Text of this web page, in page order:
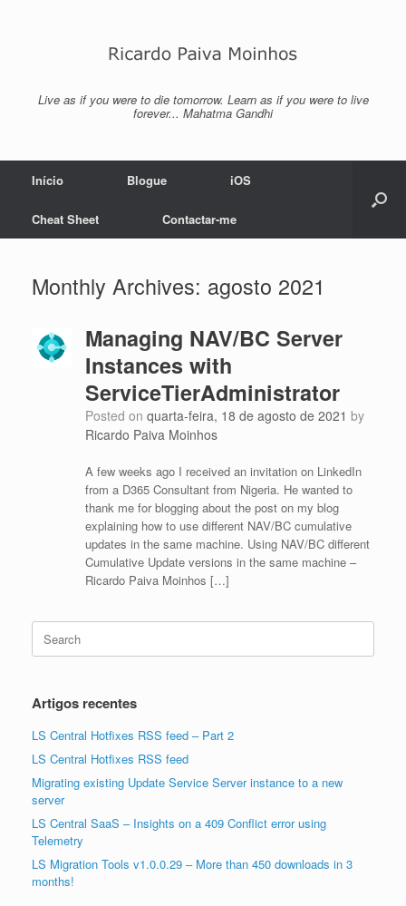
Live as if you were to die tomorrow. Learn as if you were to live
forever... Mahatma Gandhi
Início Blogue iOS
Cheat Sheet Contactar-me
Monthly Archives: agosto 2021
Managing NAV/BC Server
Instances with
ServiceTierAdministrator
Posted on quarta-feira, 18 de agosto de 2021 by
Ricardo Paiva Moinhos
A few weeks ago I received an invitation on LinkedIn
from a D365 Consultant from Nigeria. He wanted to
thank me for blogging about the post on my blog
explaining how to use different NAV/BC cumulative
updates in the same machine. Using NAV/BC different
Cumulative Update versions in the same machine –
Ricardo Paiva Moinhos […]
Search
for:
Artigos recentes
LS Central Hotfixes RSS feed – Part 2
LS Central Hotfixes RSS feed
Migrating existing Update Service Server instance to a new
server
LS Central SaaS – Insights on a 409 Conflict error using
Telemetry
LS Migration Tools v1.0.0.29 – More than 450 downloads in 3
months!